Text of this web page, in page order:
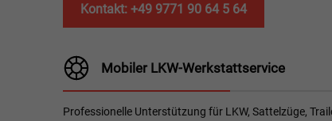
Kontakt: +49 9771 90 64 5 64
Mobiler LKW-Werkstattservice
Professionelle Unterstützung für LKW, Sattelzüge,